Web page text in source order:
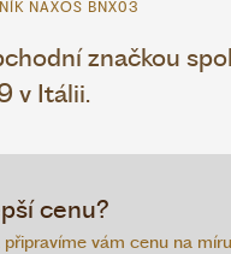
NAXOS BNX03
značkou
v Itálii.
cenu?
vám cenu na